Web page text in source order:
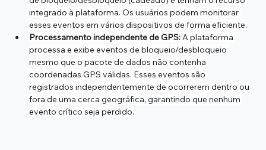
integrado à plataforma. Os usuários podem monitorar
esses eventos em vários dispositivos de forma eficiente.
Processamento independente de GPS: A plataforma
processa e exibe eventos de bloqueio/desbloqueio
mesmo que o pacote de dados não contenha
coordenadas GPS válidas. Esses eventos são
registrados independentemente de ocorrerem dentro ou
fora de uma cerca geográfica, garantindo que nenhum
evento crítico seja perdido.